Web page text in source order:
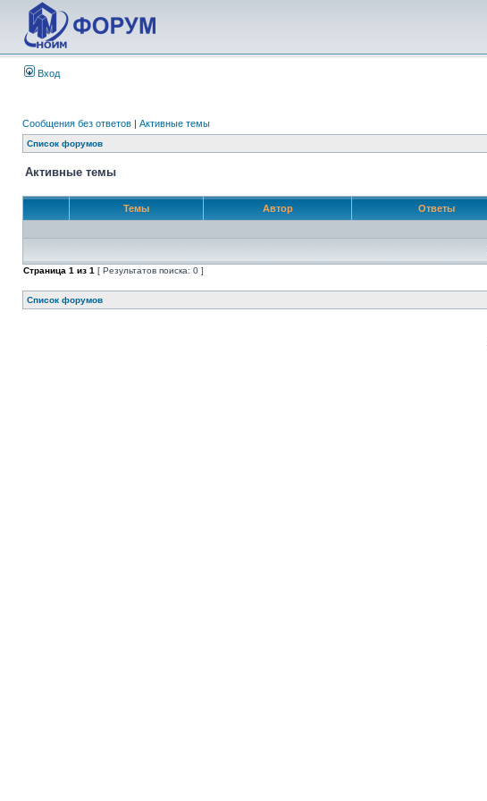
Вход
Сообщения без ответов | Активные темы
Список форумов
Активные темы
Темы Автор Ответы
Страница 1 из 1 [ Результатов поиска: 0 ]
Список форумов